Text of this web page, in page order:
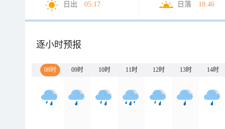
日出 05:17 日落 18:46
逐小时预报
08时 09时 10时 11时 12时 13时 14时